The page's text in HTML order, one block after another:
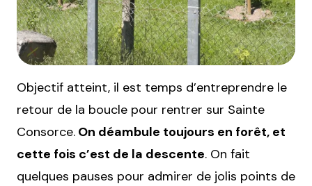
Objectif atteint, il est temps d’entreprendre le
retour de la boucle pour rentrer sur Sainte
Consorce. On déambule toujours en forêt, et
cette fois c’est de la descente. On fait
quelques pauses pour admirer de jolis points de